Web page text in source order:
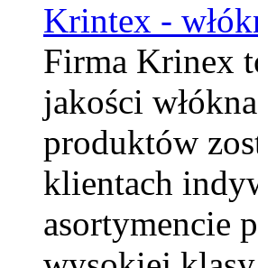
Krintex -
Firma Krinex
jakości
produktów
klientach
asortymencie